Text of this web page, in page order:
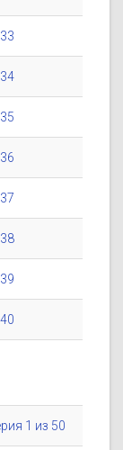
1 из 50